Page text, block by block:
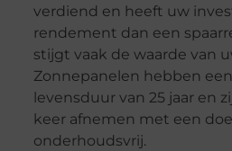
verdiend en heeft uw
rendement dan een
stijgt vaak de waarde van
Zonnepanelen hebben
levensduur van 25 jaar en
keer afnemen met een
onderhoudsvrij.